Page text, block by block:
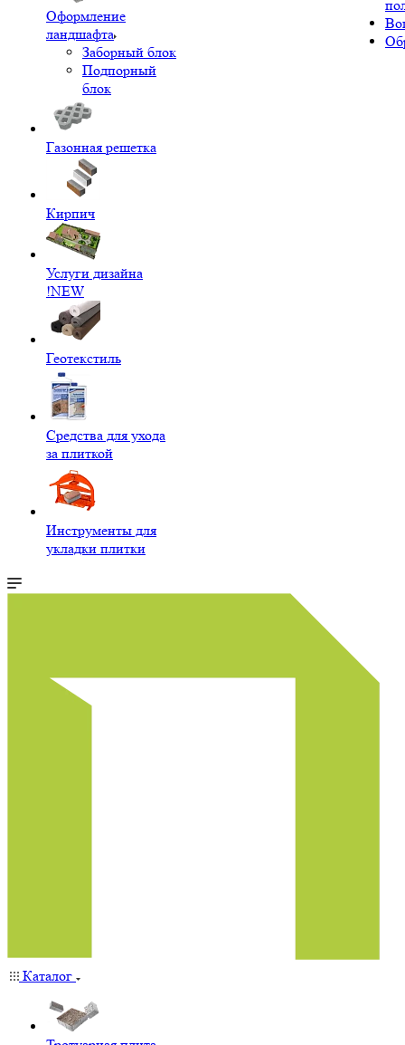
Оформление
ландшафта
Заборный блок
Подпорный
блок
Газонная решетка
Кирпич
Услуги дизайна
!NEW
Геотекстиль
Средства для ухода
за плиткой
Инструменты для
укладки плитки
Каталог